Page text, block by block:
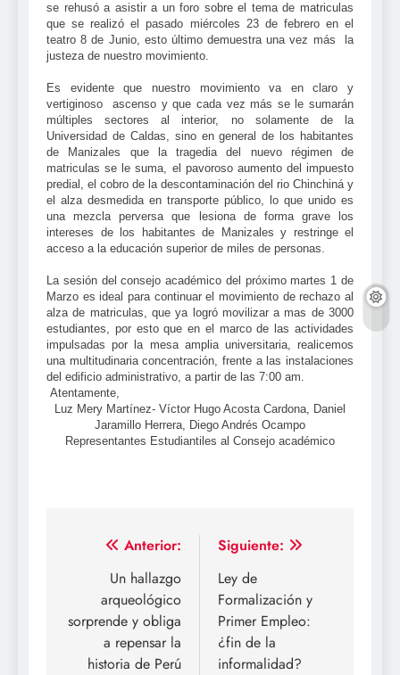
se rehusó a asistir a un foro sobre el tema de matriculas
que se realizó el pasado miércoles 23 de febrero en el
teatro 8 de Junio, esto último demuestra una vez más
la
justeza de nuestro movimiento.
Es evidente que nuestro movimiento va en claro y
vertiginoso
ascenso y que cada vez más se le sumarán
múltiples sectores al interior, no solamente de la
Universidad de Caldas, sino en general de los habitantes
de Manizales que la tragedia del nuevo régimen de
matriculas se le suma, el pavoroso aumento del impuesto
predial, el cobro de la descontaminación del rio Chinchiná y
el alza desmedida en transporte público, lo que unido es
una mezcla perversa que lesiona de forma grave los
intereses de los habitantes de Manizales y restringe el
acceso a la educación superior de miles de personas.
La sesión del consejo académico del próximo martes 1 de
Marzo es ideal para continuar el movimiento de rechazo al
alza de matriculas, que ya logró movilizar a mas de 3000
estudiantes, por esto que en el marco de las actividades
impulsadas por la mesa amplia universitaria, realicemos
una multitudinaria concentración, frente a las instalaciones
del edificio administrativo, a partir de las 7:00 am.
Atentamente,
Luz Mery Martínez- Víctor Hugo Acosta Cardona, Daniel
Jaramillo Herrera, Diego Andrés Ocampo
Representantes Estudiantiles al Consejo académico
Navegación
entradas
Anterior:
Un hallazgo
arqueológico
sorprende y obliga
a repensar la
historia de Perú
Siguiente:
Ley de
Formalización y
Primer Empleo:
¿fin de la
informalidad?